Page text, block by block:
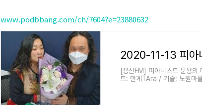
www.podbbang.com/ch/7604?e=23880632
[용산FM] 피아니스트 문용
트: 만게TAra / 기술: 노원마